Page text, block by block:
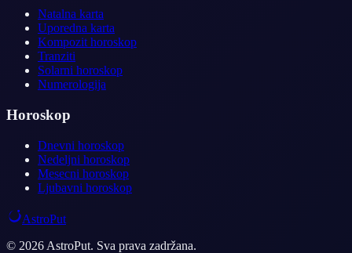
Natalna karta
Uporedna karta
Kompozit horoskop
Tranziti
Solarni horoskop
Numerologija
Horoskop
Dnevni horoskop
Nedeljni horoskop
Mesecni horoskop
Ljubavni horoskop
AstroPut
© 2026 AstroPut. Sva prava zadržana.